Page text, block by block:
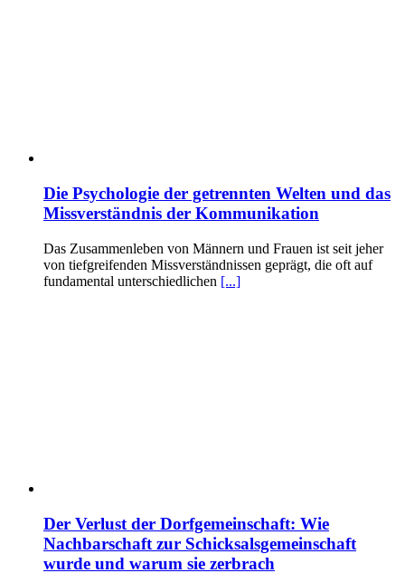
Die Psychologie der getrennten Welten und das
Missverständnis der Kommunikation
Das Zusammenleben von Männern und Frauen ist seit jeher
von tiefgreifenden Missverständnissen geprägt, die oft auf
fundamental unterschiedlichen [...]
Der Verlust der Dorfgemeinschaft: Wie
Nachbarschaft zur Schicksalsgemeinschaft
wurde und warum sie zerbrach